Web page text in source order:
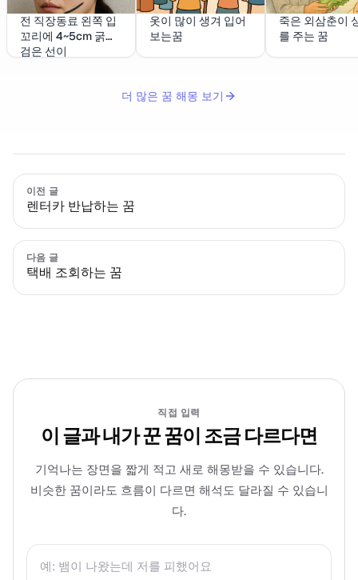
전 직장동료 왼쪽 입
꼬리에 4~5cm 굵고
검은 선이
옷이 많이 생겨 입어
보는꿈
죽은 외삼춘이
를 주는 꿈
더 많은 꿈 해몽 보기
이전 글
렌터카 반납하는 꿈
다음 글
택배 조회하는 꿈
직접 입력
이 글과 내가 꾼 꿈이 조금 다르다면
기억나는 장면을 짧게 적고 새로 해몽받을 수 있습니다.
비슷한 꿈이라도 흐름이 다르면 해석도 달라질 수 있습니
다.